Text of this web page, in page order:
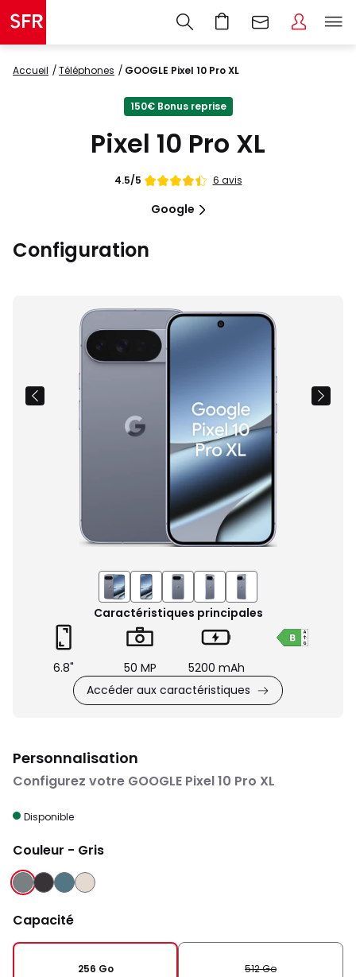
Accueil Téléphones GOOGLE Pixel 10 Pro XL
150€ Bonus reprise
Pixel 10 Pro XL
Note
4.5/5 6 avis
Google
Configuration
Images
du
Caractéristiques principales
6.8" 50 MP
5200 mAh
Accéder aux caractéristiques
Personnalisation
Configurez votre GOOGLE Pixel 10 Pro XL
Disponible
Couleur - Gris
NOIR PORCELAINE
Capacité
256 Go 512 Go